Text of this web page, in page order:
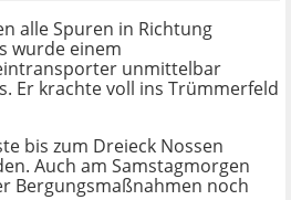
alle Spuren in Richtung
wurde einem
unmittelbar
Er krachte voll ins Trümmerfeld
bis zum Dreieck Nossen
Auch am Samstagmorgen
Bergungsmaßnahmen noch